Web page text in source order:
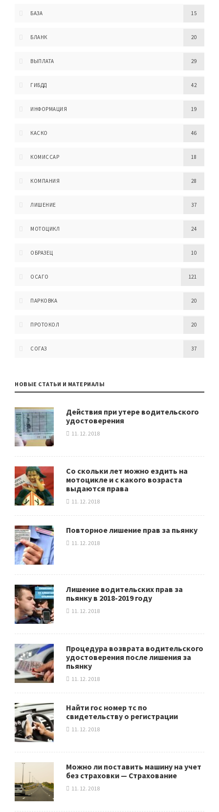
БАЗА 15
БЛАНК 20
ВЫПЛАТА 29
ГИБДД 42
ИНФОРМАЦИЯ 19
КАСКО 46
КОМИССАР 18
КОМПАНИЯ 28
ЛИШЕНИЕ 37
МОТОЦИКЛ 24
ОБРАЗЕЦ 10
ОСАГО 121
ПАРКОВКА 20
ПРОТОКОЛ 20
СОГАЗ 37
НОВЫЕ СТАТЬИ И МАТЕРИАЛЫ
Действия при утере водительского
удостоверения
11. 12. 2018
Со скольки лет можно ездить на
мотоцикле и с какого возраста
выдаются права
11. 12. 2018
Повторное лишение прав за пьянку
11. 12. 2018
Лишение водительских прав за
пьянку в 2018-2019 году
11. 12. 2018
Процедура возврата водительского
удостоверения после лишения за
пьянку
11. 12. 2018
Найти гос номер тс по
свидетельству о регистрации
11. 12. 2018
Можно ли поставить машину на учет
без страховки — Страхование
11. 12. 2018